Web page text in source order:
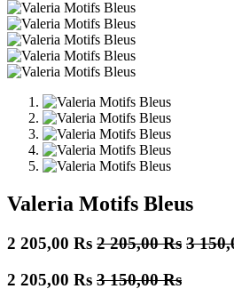
Valeria Motifs Bleus
2 205,00 Rs 2 205,00Rs 3
2 205,00 Rs 3 150,00Rs